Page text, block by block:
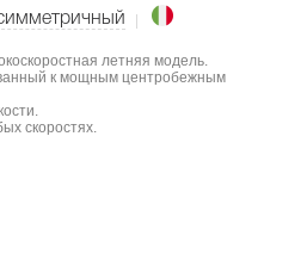
летняя модель.
к мощным центробежным
скоростях.